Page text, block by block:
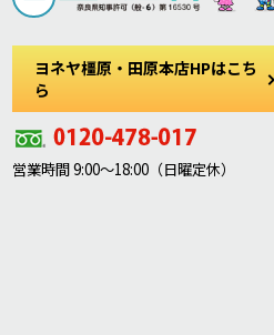
ヨネヤ橿原・田原本店HPはこち
ら
営業時間 9:00～18:00（日曜定休）